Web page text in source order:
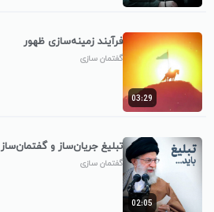
03:29
فرآیند زمینه‌سازی ظهور
گفتمان سازی
02:05
تبلیغ جریان‌ساز و گفتمان‌ساز
گفتمان سازی